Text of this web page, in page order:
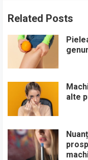
Related Posts
alte